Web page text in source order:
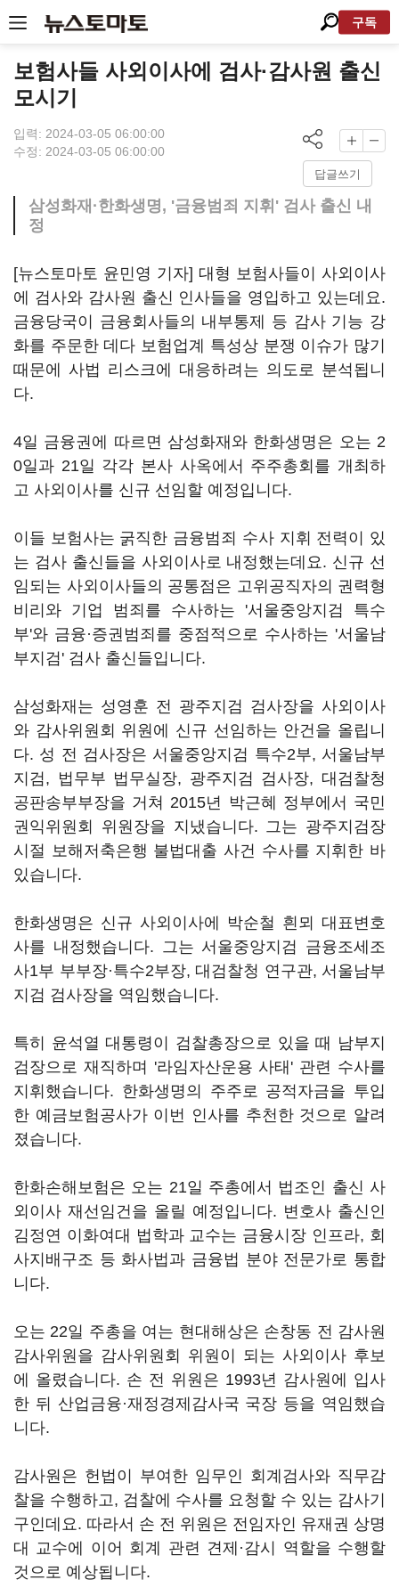
구독
보험사들 사외이사에 검사·감사원 출신
모시기
입력: 2024-03-05 06:00:00
수정: 2024-03-05 06:00:00
답글쓰기
삼성화재·한화생명, '금융범죄 지휘' 검사 출신 내
정
[뉴스토마토 윤민영 기자] 대형 보험사들이 사외이사
에 검사와 감사원 출신 인사들을 영입하고 있는데요.
금융당국이 금융회사들의 내부통제 등 감사 기능 강
화를 주문한 데다 보험업계 특성상 분쟁 이슈가 많기
때문에 사법 리스크에 대응하려는 의도로 분석됩니
다.
4일 금융권에 따르면 삼성화재와 한화생명은 오는 2
0일과 21일 각각 본사 사옥에서 주주총회를 개최하
고 사외이사를 신규 선임할 예정입니다.
이들 보험사는 굵직한 금융범죄 수사 지휘 전력이 있
는 검사 출신들을 사외이사로 내정했는데요. 신규 선
임되는 사외이사들의 공통점은 고위공직자의 권력형
비리와 기업 범죄를 수사하는 '서울중앙지검 특수
부'와 금융·증권범죄를 중점적으로 수사하는 '서울남
부지검' 검사 출신들입니다.
삼성화재는 성영훈 전 광주지검 검사장을 사외이사
와 감사위원회 위원에 신규 선임하는 안건을 올립니
다. 성 전 검사장은 서울중앙지검 특수2부, 서울남부
지검, 법무부 법무실장, 광주지검 검사장, 대검찰청
공판송부부장을 거쳐 2015년 박근혜 정부에서 국민
권익위원회 위원장을 지냈습니다. 그는 광주지검장
시절 보해저축은행 불법대출 사건 수사를 지휘한 바
있습니다.
한화생명은 신규 사외이사에 박순철 흰뫼 대표변호
사를 내정했습니다. 그는 서울중앙지검 금융조세조
사1부 부부장·특수2부장, 대검찰청 연구관, 서울남부
지검 검사장을 역임했습니다.
특히 윤석열 대통령이 검찰총장으로 있을 때 남부지
검장으로 재직하며 '라임자산운용 사태' 관련 수사를
지휘했습니다. 한화생명의 주주로 공적자금을 투입
한 예금보험공사가 이번 인사를 추천한 것으로 알려
졌습니다.
한화손해보험은 오는 21일 주총에서 법조인 출신 사
외이사 재선임건을 올릴 예정입니다. 변호사 출신인
김정연 이화여대 법학과 교수는 금융시장 인프라, 회
사지배구조 등 화사법과 금융법 분야 전문가로 통합
니다.
오는 22일 주총을 여는 현대해상은 손창동 전 감사원
감사위원을 감사위원회 위원이 되는 사외이사 후보
에 올렸습니다. 손 전 위원은 1993년 감사원에 입사
한 뒤 산업금융·재정경제감사국 국장 등을 역임했습
니다.
감사원은 헌법이 부여한 임무인 회계검사와 직무감
찰을 수행하고, 검찰에 수사를 요청할 수 있는 감사기
구인데요. 따라서 손 전 위원은 전임자인 유재권 상명
대 교수에 이어 회계 관련 견제·감시 역할을 수행할
것으로 예상됩니다.